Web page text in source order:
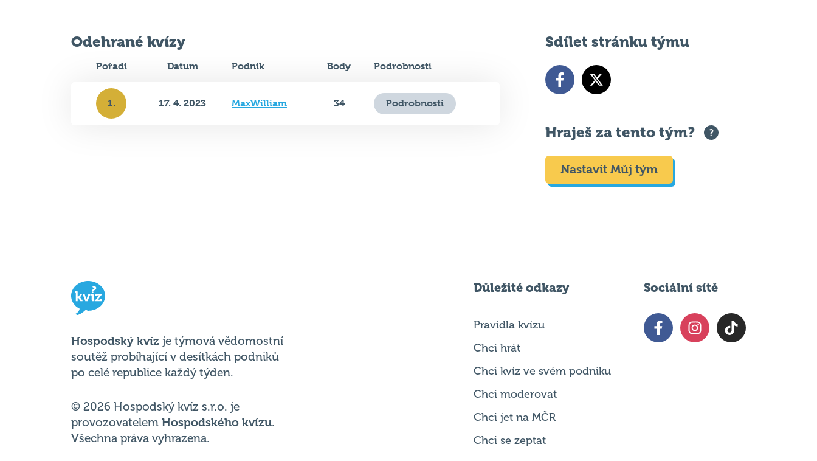
Odehrané kvízy
Pořadí Datum Podnik Body Podrobnosti
1. 17. 4. 2023 MaxWilliam 34 Podrobnosti
Sdílet stránku týmu
Hraješ za tento tým?
Nastavit Můj tým
Hospodský kvíz je týmová vědomostní
soutěž probíhající v desítkách podniků
po celé republice každý týden.
© 2026 Hospodský kvíz s.r.o. je
provozovatelem Hospodského kvízu.
Všechna práva vyhrazena.
Důležité odkazy
Pravidla kvízu
Chci hrát
Chci kvíz ve svém podniku
Chci moderovat
Chci jet na MČR
Chci se zeptat
Sociální sítě